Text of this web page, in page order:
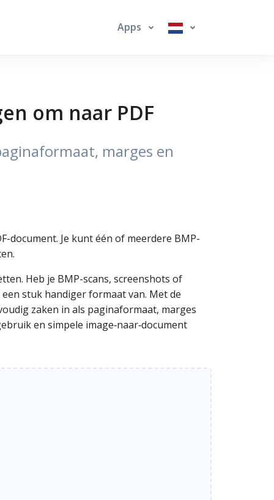
Apps
om naar PDF
marges en
document. Je kunt één of meerdere BMP-
Heb je BMP-scans, screenshots of
stuk handiger formaat van. Met de
zaken in als paginaformaat, marges
en simpele image‑naar‑document